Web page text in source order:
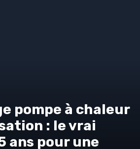
pompe à chaleur
: le vrai
ans pour une